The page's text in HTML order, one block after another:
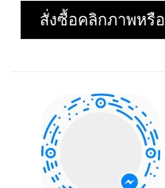
สั่งซื้อคลิกภาพหรื